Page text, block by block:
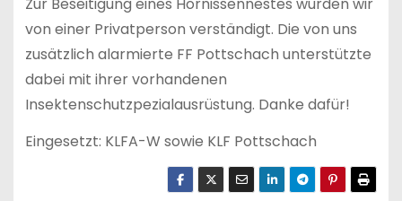
Zur Beseitigung eines Hornissennestes wurden wir
von einer Privatperson verständigt. Die von uns
zusätzlich alarmierte FF Pottschach unterstützte
dabei mit ihrer vorhandenen
Insektenschutzpezialausrüstung. Danke dafür!
Eingesetzt: KLFA-W sowie KLF Pottschach